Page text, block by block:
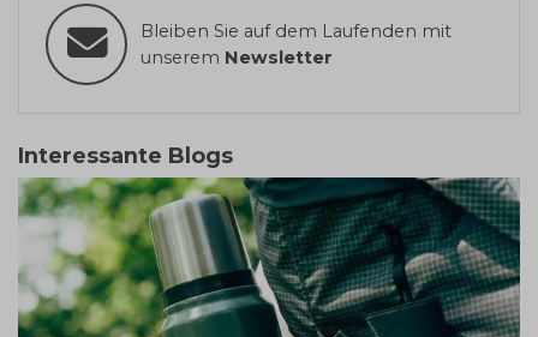
Bleiben Sie auf dem Laufenden mit
unserem Newsletter
Interessante Blogs